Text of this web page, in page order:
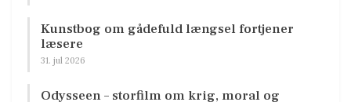
Kunstbog om gådefuld længsel fortjener
læsere
31. jul 2026
Odysseen – storfilm om krig, moral og